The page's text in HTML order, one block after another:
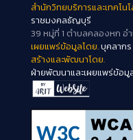
สำนักวิทยบริการและเทคโน
ราชมงคลธัญบุรี
39 หมู่ที่ 1 ตำบลคลองหก อ
เผยแพร่ข้อมูลโดย.บุคลาก
สร้างและพัฒนาโดย.
ฝ่ายพัฒนาและเผยแพร่ข้อมู